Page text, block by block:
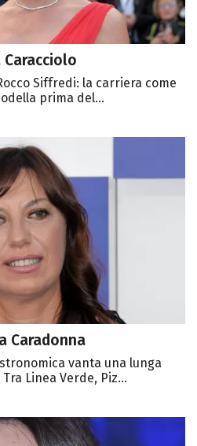
Caracciolo
Siffredi: la carriera come
prima del...
Caradonna
vanta una lunga
Linea Verde, Piz...